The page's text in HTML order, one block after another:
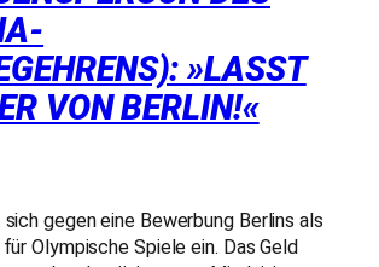
»LASST
VON BERLIN!«
gegen eine Bewerbung Berlins als
Olympische Spiele ein. Das Geld